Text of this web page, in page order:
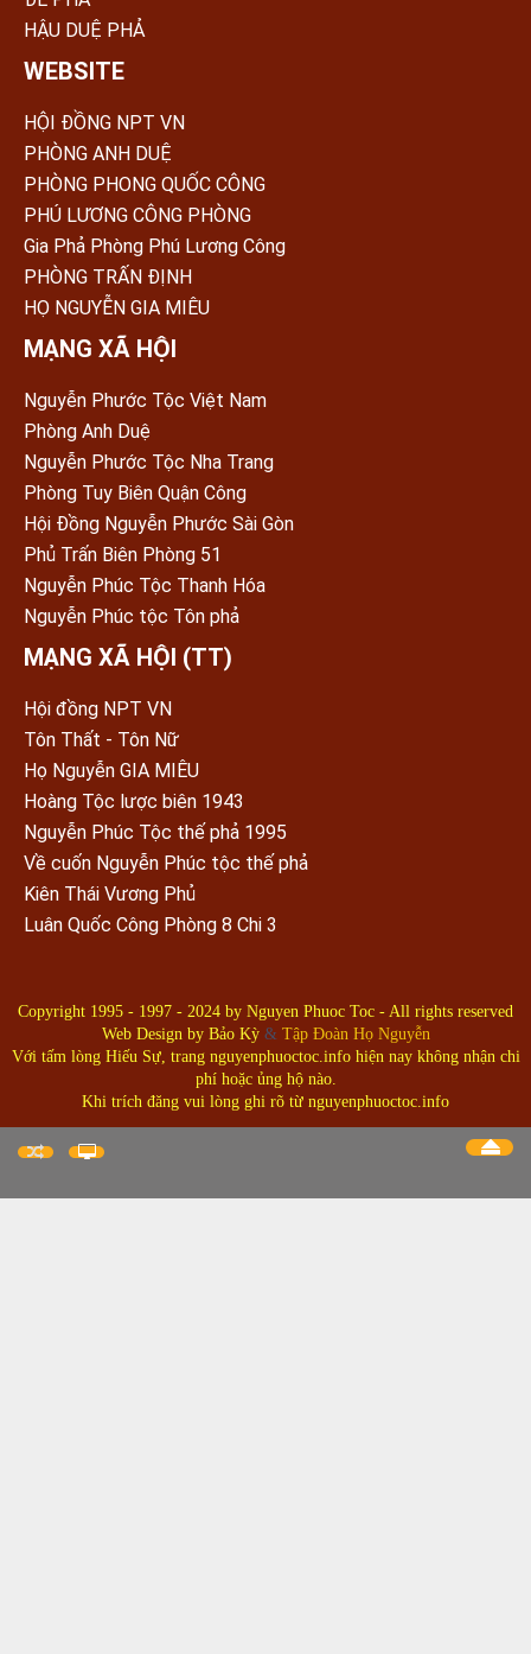
HẬU DUỆ PHẢ
WEBSITE
HỘI ĐỒNG NPT VN
PHÒNG ANH DUỆ
PHÒNG PHONG QUỐC CÔNG
PHÚ LƯƠNG CÔNG PHÒNG
Gia Phả Phòng Phú Lương Công
PHÒNG TRẤN ÐỊNH
HỌ NGUYỄN GIA MIÊU
MẠNG XÃ HỘI
Nguyễn Phước Tộc Việt Nam
Phòng Anh Duệ
Nguyễn Phước Tộc Nha Trang
Phòng Tuy Biên Quận Công
Hội Đồng Nguyễn Phước Sài Gòn
Phủ Trấn Biên Phòng 51
Nguyễn Phúc Tộc Thanh Hóa
Nguyễn Phúc tộc Tôn phả
MẠNG XÃ HỘI (TT)
Hội đồng NPT VN
Tôn Thất - Tôn Nữ
Họ Nguyễn GIA MIÊU
Hoàng Tộc lược biên 1943
Nguyễn Phúc Tộc thế phả 1995
Về cuốn Nguyễn Phúc tộc thế phả
Kiên Thái Vương Phủ
Luân Quốc Công Phòng 8 Chi 3
Copyright 1995 - 1997 - 2024 by Nguyen Phuoc Toc - All rights reserved
Web Design by Bảo Kỳ& Tập Đoàn Họ Nguyễn
Với tấm lòng Hiếu Sự, trang nguyenphuoctoc.info hiện nay không nhận chi
phí hoặc ủng hộ nào.
Khi trích đăng vui lòng ghi rõ từ nguyenphuoctoc.info